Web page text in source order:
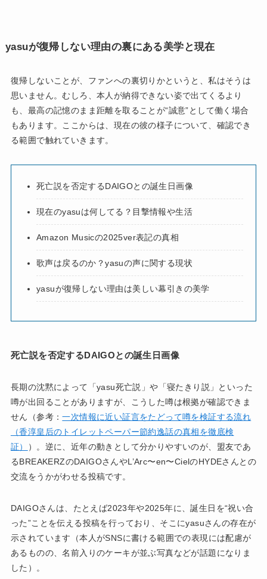
yasuが復帰しない理由の裏にある美学と現在
復帰しないことが、ファンへの裏切りかというと、私はそうは
思いません。むしろ、本人が納得できない姿で出てくるより
も、最高の記憶のまま距離を取ることが“誠意”として働く場合
もあります。ここからは、現在の彼の様子について、確認でき
る範囲で触れていきます。
死亡説を否定するDAIGOとの誕生日画像
現在のyasuは何してる？目撃情報や生活
Amazon Musicの2025ver表記の真相
歌声は戻るのか？yasuの声に関する現状
yasuが復帰しない理由は美しい幕引きの美学
死亡説を否定するDAIGOとの誕生日画像
長期の沈黙によって「yasu死亡説」や「寝たきり説」といった
噂が出回ることがありますが、こうした噂は根拠が確認できま
せん（参考：一次情報に近い証言をたどって噂を検証する流れ
（香淳皇后のトイレットペーパー節約逸話の真相を徹底検
証）
）。逆に、近年の動きとして分かりやすいのが、盟友であ
るBREAKERZのDAIGOさんやL’Arc〜en〜CielのHYDEさんとの
交流をうかがわせる投稿です。
DAIGOさんは、たとえば2023年や2025年に、誕生日を“祝い合
った”ことを伝える投稿を行っており、そこにyasuさんの存在が
示されています（本人がSNSに書ける範囲での表現には配慮が
あるものの、名前入りのケーキが並ぶ写真などが話題になりま
した）。